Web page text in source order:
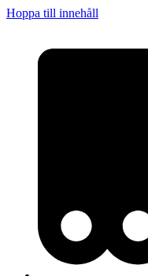
Hoppa till innehåll